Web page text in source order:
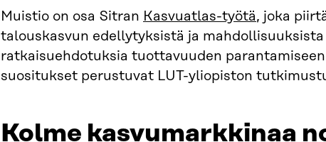
Muistio on osa Sitran Kasvuatlas-työtä, joka
talouskasvun edellytyksistä ja mahdollisuuksista
ratkaisuehdotuksia tuottavuuden
suositukset perustuvat LUT-yliopiston
Kolme kasvumarkkinaa